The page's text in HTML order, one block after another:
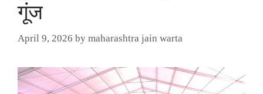
गूंज
April 9, 2026 by maharashtra jain warta